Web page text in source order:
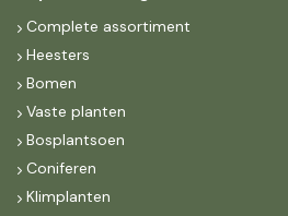
Complete assortiment
Heesters
Bomen
Vaste planten
Bosplantsoen
Coniferen
Klimplanten